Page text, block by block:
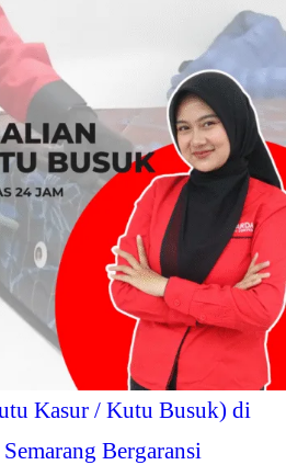
Kasur / Kutu Busuk) di
Bergaransi